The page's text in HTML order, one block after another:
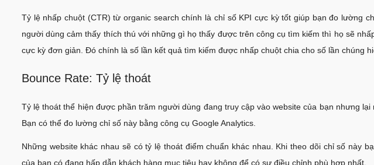
Tỷ lệ nhấp chuột (CTR) từ organic search chính là chỉ số KPI cực kỳ tốt giúp bạn đo lường
người dùng cảm thấy thích thú với những gì họ thấy được trên công cụ tìm kiếm thì họ sẽ
cực kỳ đơn giản. Đó chính là số lần kết quả tìm kiếm được nhấp chuột chia cho số lần chúng
Bounce Rate: Tỷ lệ thoát
Tỷ lệ thoát thể hiện được phần trăm người dùng đang truy cập vào website của bạn nhưng
Bạn có thể đo lường chỉ số này bằng công cụ Google Analytics.
Những website khác nhau sẽ có tỷ lệ thoát điểm chuẩn khác nhau. Khi theo dõi chỉ số này
của bạn có đang hấp dẫn khách hàng mục tiêu hay không để có sự điều chỉnh phù hợp nhất.